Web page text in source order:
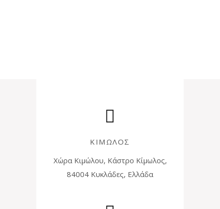
ΚΙΜΩΛΟΣ
Χώρα Κιμώλου, Κάστρο Κίμωλος,
84004 Κυκλάδες, Ελλάδα